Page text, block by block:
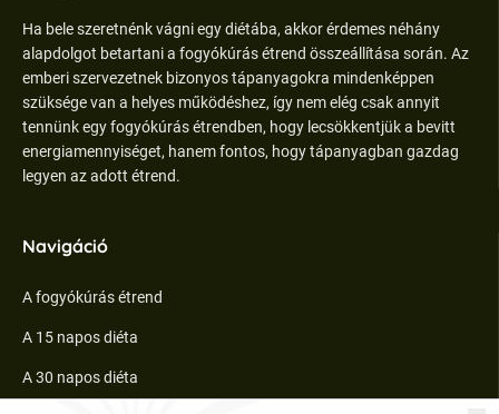
Ha bele szeretnénk vágni egy diétába, akkor érdemes néhány
alapdolgot betartani a fogyókúrás étrend összeállítása során. Az
emberi szervezetnek bizonyos tápanyagokra mindenképpen
szüksége van a helyes működéshez, így nem elég csak annyit
tennünk egy fogyókúrás étrendben, hogy lecsökkentjük a bevitt
energiamennyiséget, hanem fontos, hogy tápanyagban gazdag
legyen az adott étrend.
Navigáció
A fogyókúrás étrend
A 15 napos diéta
A 30 napos diéta